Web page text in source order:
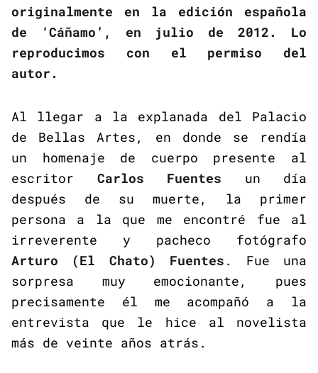
originalmente en la edición española
de ‘Cáñamo’, en julio de 2012. Lo
reproducimos con el permiso del
autor.
Al llegar a la explanada del Palacio
de Bellas Artes, en donde se rendía
un homenaje de cuerpo presente al
escritor Carlos Fuentes un día
después de su muerte, la primer
persona a la que me encontré fue al
irreverente y pacheco fotógrafo
Arturo (El Chato) Fuentes . Fue una
sorpresa muy emocionante, pues
precisamente él me acompañó a la
entrevista que le hice al novelista
más de veinte años atrás.